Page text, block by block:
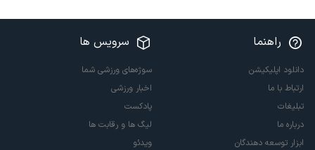
راهنما
دانلود اپلیکیشن
ارتباط با ما
تبلیغات
درباره ما
ابزار توسعه دهندگان
سرویس ها
سوژه‌های ورزشی شما
اخبار ورزشی
پادکست
لیگ ها و رقابت ها
ویدئو